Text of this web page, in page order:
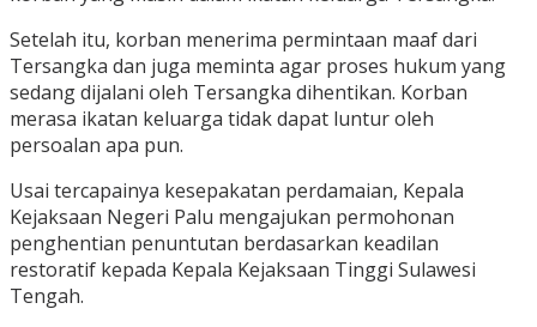
Setelah itu, korban menerima permintaan maaf dari
Tersangka dan juga meminta agar proses hukum yang
sedang dijalani oleh Tersangka dihentikan. Korban
merasa ikatan keluarga tidak dapat luntur oleh
persoalan apa pun.
Usai tercapainya kesepakatan perdamaian, Kepala
Kejaksaan Negeri Palu mengajukan permohonan
penghentian penuntutan berdasarkan keadilan
restoratif kepada Kepala Kejaksaan Tinggi Sulawesi
Tengah.